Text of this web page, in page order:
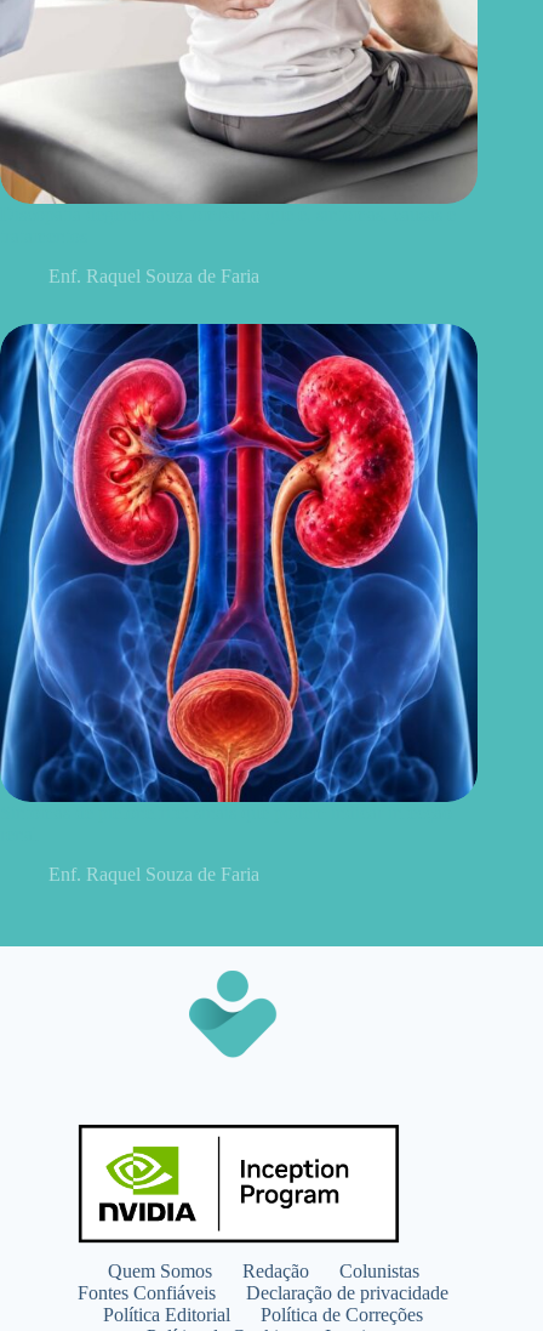
Enf. Raquel Souza de Faria
Enf. Raquel Souza de Faria
Quem Somos Redação
Colunistas
Fontes Confiáveis
Declaração de privacidade
Política Editorial
Política de Correções